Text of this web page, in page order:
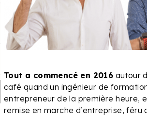
Tout a commencé en 2016 autour
café quand un ingénieur de
entrepreneur de la première heure,
remise en marche d’entreprise, féru